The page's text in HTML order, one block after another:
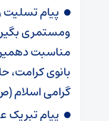
پیام
ومستمری
مناسبت دهمین
بانوی کرامت،
گرامی
پیام